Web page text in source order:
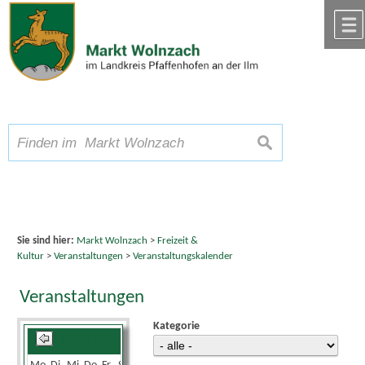
Zum Inhalt,zur Navigation
Schriftgröße A A A suchen
Sie sind hier: Markt Wolnzach > Freizeit &
Kultur> Veranstaltungen > Veranstaltungskalender
Veranstaltungen
Kategorie